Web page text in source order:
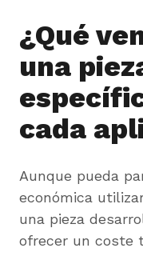
¿Qué
una
cada
Aunque pueda
económica
una pieza
ofrecer un coste